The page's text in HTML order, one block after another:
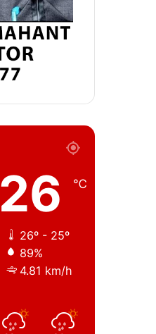
26 ℃
26º - 25º
89%
4.81 km/h